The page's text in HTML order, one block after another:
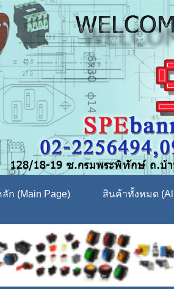
ก (Main Page) สินค้าทั้งหมด